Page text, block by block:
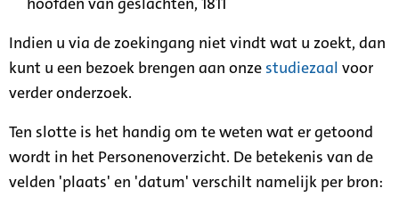
Indien u via de zoekingang niet vindt wat u zoekt, dan
kunt u een bezoek brengen aan onze studiezaal voor
verder onderzoek.
Ten slotte is het handig om te weten wat er getoond
wordt in het Personenoverzicht. De betekenis van de
velden 'plaats' en 'datum' verschilt namelijk per bron: